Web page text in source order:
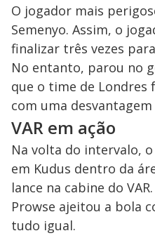
O jogador mais
Semenyo. Assim, o
finalizar três vezes
No entanto, parou no
que o time de Londres
com uma
VAR em ação
Na volta do intervalo,
em Kudus dentro da
lance na cabine do
Prowse ajeitou a bola
tudo igual.